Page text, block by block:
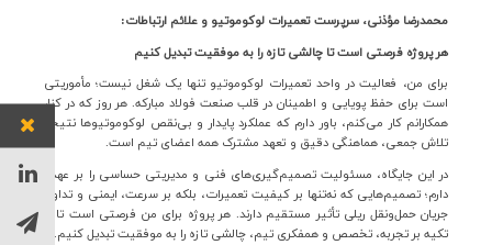
محمدرضا مؤذنی، سرپرست تعمیرات لوکوموتیو و علائم ارتباطات:
هر پروژه فرصتی است تا چالشی تازه را به موفقیت تبدیل کنیم
برای من، فعالیت در واحد تعمیرات لوکوموتیو تنها یک شغل نیست؛ مأموریتی
است برای حفظ پویایی و اطمینان در قلب صنعت فولاد مبارکه. هر روز که در کنار
همکارانم کار می‌کنم، باور دارم که عملکرد پایدار و بی‌نقص لوکوموتیوها نتیجه
تلاش جمعی، هماهنگی دقیق و تعهد مشترک همه اعضای تیم است.
در این جایگاه، مسئولیت تصمیم‌گیری‌های فنی و مدیریتی حساسی را بر عهده
دارم؛ تصمیم‌هایی که نه‌تنها بر کیفیت تعمیرات، بلکه بر سرعت، ایمنی و تداوم
جریان حمل‌ونقل ریلی تأثیر مستقیم دارند. هر پروژه برای من فرصتی است تا با
تکیه بر تجربه، تخصص و همفکری تیم، چالشی تازه را به موفقیت تبدیل کنیم.